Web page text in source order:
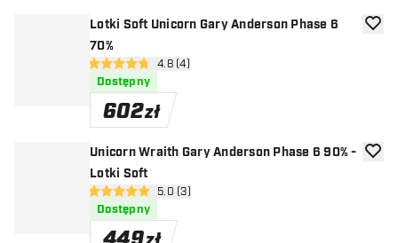
Lotki Soft Unicorn Gary Anderson Phase 6
70%
otwórz panel recenzji
4.8 gwiazdki oceny
4.8 (4)
Dostępny
602zł
Unicorn Wraith Gary Anderson Phase 6 90% -
Lotki Soft
otwórz panel recenzji
5 gwiazdki oceny5.0 (3)
Dostępny